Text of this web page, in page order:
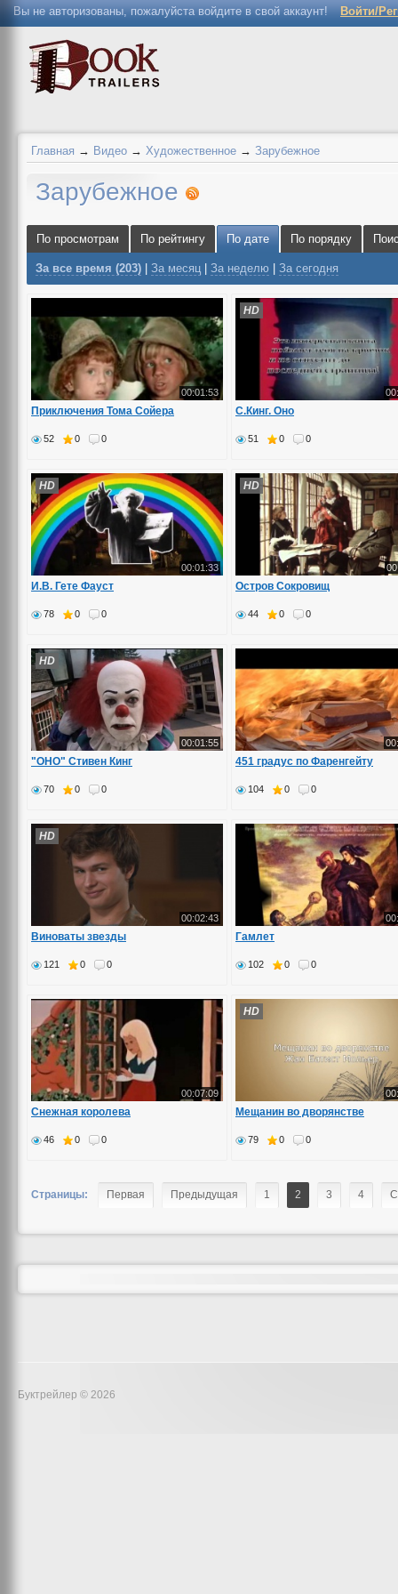
Вы не авторизованы, пожалуйста войдите в свой аккаунт! Войти/
Главная → Видео → Художественное → Зарубежное
Зарубежное
По просмотрам По рейтингу По дате По порядку
За все время (203) За месяц За неделю За сегодня
00:01:53
Приключения Тома Сойера
52 0 0
HD
С.Кинг. Оно
51 0 0
00:01:33
HD
И.В. Гете Фауст
78 0 0
HD
Остров Сокровищ
44 0 0
00:01:55
HD
"ОНО" Стивен Кинг
70 0 0
451 градус по Фаренгейту
104 0 0
00:02:43
HD
Виноваты звезды
121 0 0
Гамлет
102 0 0
00:07:09
Снежная королева
46 0 0
HD
Мещанин во дворянстве
79 0 0
Страницы: Первая Предыдущая 1 2 3 4
Буктрейлер © 2026